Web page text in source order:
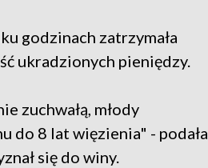
godzinach zatrzymała
ukradzionych pieniędzy.
zuchwałą, młody
do 8 lat więzienia" - podała
się do winy.